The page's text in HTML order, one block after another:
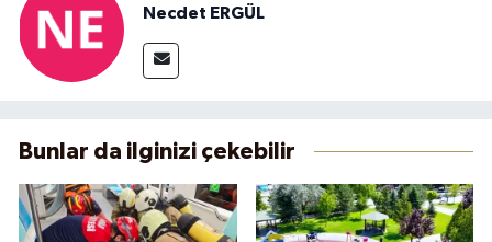
Necdet ERGÜL
Bunlar da ilginizi çekebilir